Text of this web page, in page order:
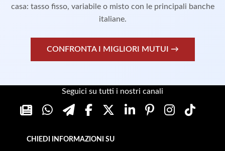
casa: tasso fisso, variabile o misto con le principali banche
italiane.
CONFRONTA I MIGLIORI MUTUI →
Seguici su tutti i nostri canali
CHIEDI INFORMAZIONI SU